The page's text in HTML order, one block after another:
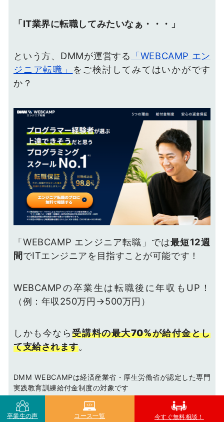
「IT業界に転職してみたいなぁ・・・」
という方、DMMが運営する 「WEBCAMP エン
ジニア転職」
をご検討してみてはいかがです
か？
「WEBCAMP エンジニア転職」では最短12週
間でITエンジニアを目指すことが可能です！
WEBCAMPの卒業生は転職後に年収もUP！
（例：年収250万円→500万円）
しかも今なら 受講料の最大70%が給付金とし
て支給されます。
DMM WEBCAMPは経済産業省・厚生労働省が認定した専門
実践教育訓練給付金制度の対象です
DMM WEBCAMPについてもっと詳しく
卒業生の声 コース一覧 今すぐ無料相談！